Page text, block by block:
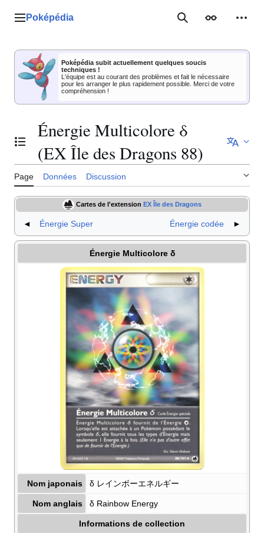
Menu principal
Poképédia RechercherApparence
Poképédia subit actuellement quelques soucis
techniques !
L'équipe est au courant des problèmes et fait le nécessaire
pour les arranger le plus rapidement possible. Merci de votre
compréhension !
Basculer la table des matières
Énergie Multicolore δ
(EX Île des Dragons 88)
Page Données Discussion
Cartes de l'extension EX Île des Dragons
◄ Énergie Super Énergie codée ►
Énergie Multicolore δ
Nom japonais δ レインボーエネルギー
Nom anglais δ Rainbow Energy
Informations de collection